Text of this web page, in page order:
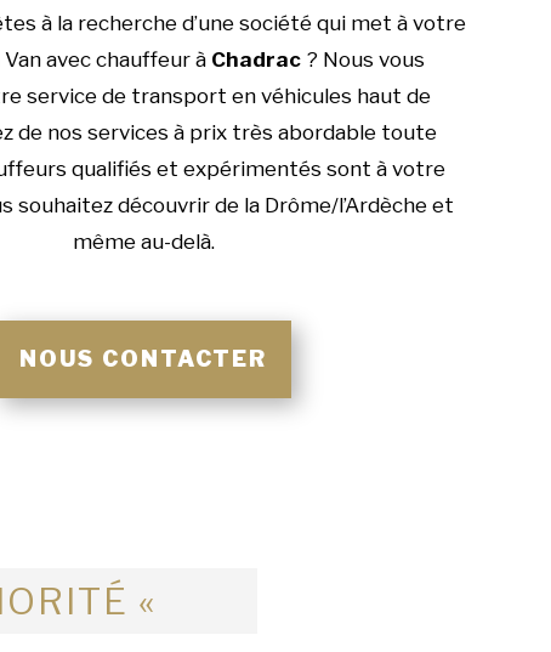
à la recherche d’une société qui met à votre
avec chauffeur à Chadrac? Nous vous
service de transport en véhicules haut de
de nos services à prix très abordable toute
qualifiés et expérimentés sont à votre
souhaitez découvrir de la Drôme/l’Ardèche et
même au-delà.
NOUS CONTACTER
«